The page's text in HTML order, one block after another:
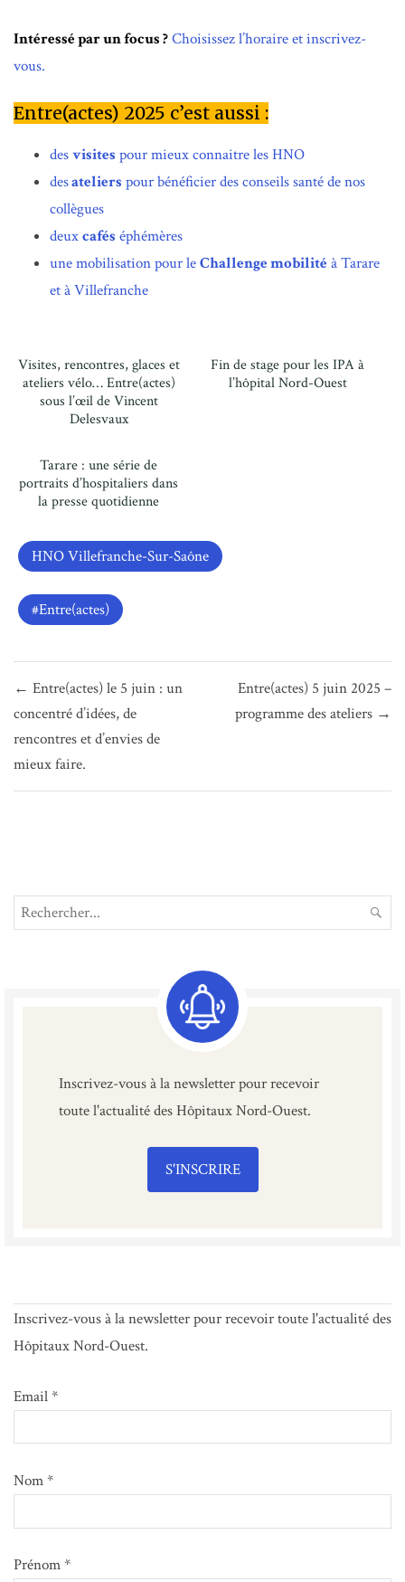
Intéressé par un focus ?Choisissez l’horaire et inscrivez-
vous.
Entre(actes) 2025 c’est aussi :
desvisites pour mieux connaitre les HNO
desateliers pour bénéficier des conseils santé de nos
collègues
deuxcafés éphémères
une mobilisation pour leChallenge mobilité à Tarare
et à Villefranche
Visites, rencontres, glaces et
ateliers vélo… Entre(actes)
sous l’œil de Vincent
Delesvaux
Fin de stage pour les IPA à
l’hôpital Nord-Ouest
Tarare : une série de
portraits d’hospitaliers dans
la presse quotidienne
HNO Villefranche-Sur-Saône
Entre(actes)
de
l’article
← Entre(actes) le 5 juin : un
concentré d’idées, de
rencontres et d’envies de
mieux faire.
Entre(actes) 5 juin 2025 –
programme des ateliers →
Search
for:
Inscrivez-vous à la newsletter pour recevoir
toute l'actualité des Hôpitaux Nord-Ouest.
S'INSCRIRE
Inscrivez-vous à la newsletter pour recevoir toute l'actualité des
Hôpitaux Nord-Ouest.
Email *
Nom *
Prénom *